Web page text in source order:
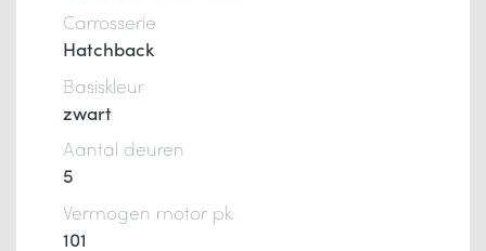
Carrosserie
Hatchback
Basiskleur
zwart
Aantal deuren
5
Vermogen motor pk
101